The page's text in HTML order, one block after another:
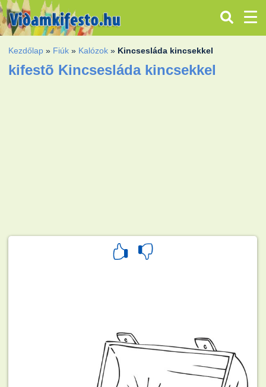
Kezdőlap » Fiúk » Kalózok » Kincsesláda kincsekkel
kifestõ Kincsesláda kincsekkel